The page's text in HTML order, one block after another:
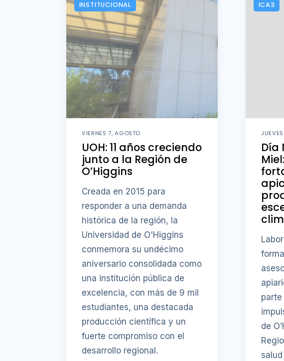
INSTITUCIONAL
VIERNES 7, AGOSTO
UOH: 11 años creciendo
junto a la Región de
O’Higgins
Creada en 2015 para
responder a una demanda
histórica de la región, la
Universidad de O'Higgins
conmemora su undécimo
aniversario consolidada como
una institución pública de
excelencia, con más de 9 mil
estudiantes, una destacada
producción científica y un
fuerte compromiso con el
desarrollo regional.
ICA3
Día
de